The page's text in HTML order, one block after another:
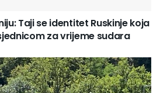
Taji se identitet Ruskinje koja
za vrijeme sudara